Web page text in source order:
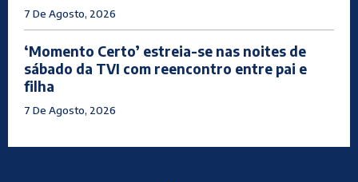
7 De Agosto, 2026
‘Momento Certo’ estreia-se nas noites de
sábado da TVI com reencontro entre pai e
filha
7 De Agosto, 2026